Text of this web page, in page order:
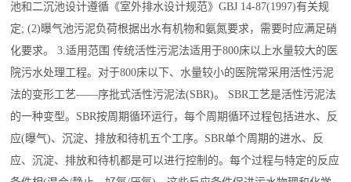
池和二沉池设计遵循《室外排水设计规范》GBJ 14-87(1997)有关规
定; (2)曝气池污泥负荷根据出水有机物和氨氮要求，需要时应满足硝
化要求。 3.适用范围 传统活性污泥法适用于800床以上水量较大的医
院污水处理工程。对于800床以下、水量较小的医院常采用活性污泥
法的变形工艺——序批式活性污泥法(SBR)。 SBR工艺是活性污泥法
的一种变型。SBR按周期循环运行，每个周期循环过程包括进水、反
应(曝气)、沉淀、排放和待机五个工序。SBR单个周期的进水、反
应、沉淀、排放和待机都是可以进行控制的。每个过程与特定的反应